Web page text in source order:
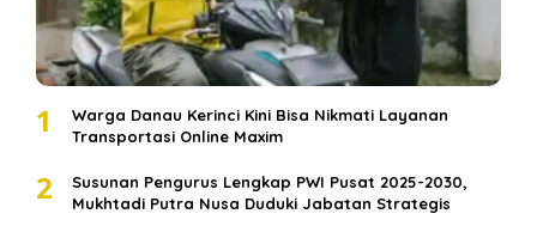
1
Warga Danau Kerinci Kini Bisa Nikmati Layanan
Transportasi Online Maxim
2
Susunan Pengurus Lengkap PWI Pusat 2025-2030,
Mukhtadi Putra Nusa Duduki Jabatan Strategis